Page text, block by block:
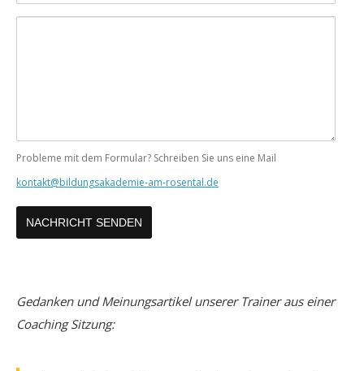
Probleme mit dem Formular? Schreiben Sie uns eine Mail
kontakt@bildungsakademie-am-rosental.de
Gedanken und Meinungsartikel unserer Trainer aus einer
Coaching Sitzung: